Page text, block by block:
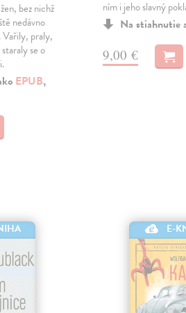
bez nichž
nedávno
Vařily, praly,
se o
EPUB,
ním i jeho slavný
Na stiahnutie
9,00 €
E-